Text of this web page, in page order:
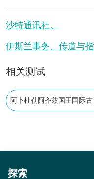
沙特通讯社。
伊斯兰事务、传道与指
相关测试
阿卜杜勒阿齐兹国王国际
探索